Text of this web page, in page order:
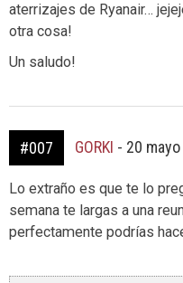
aterrizajes de Ryanair…
otra cosa!
Un saludo!
#007 GORKI - 20
Lo extraño es que te lo
semana te largas a una
perfectamente podrías